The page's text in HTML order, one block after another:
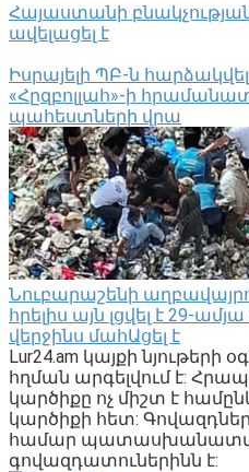
Հայաստանի
ավելացել է
Իսրայելի ՊԲ-ն
«Հըզբոլլահ»-ի
պահեստների վրա
Նուբարաշենի
հրելիս այն լցվել է 29-
վերջինս մահԱցել է
Lur24.am կայքի
հղման արգելվում է:
կարծիքը ոչ միշտ է
կարծիքի հետ:
համար
գովազդատուներինն է: